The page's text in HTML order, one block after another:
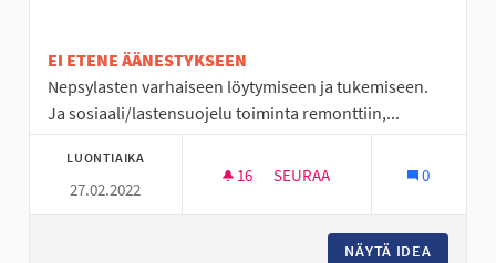
EI ETENE ÄÄNESTYKSEEN
Nepsylasten varhaiseen löytymiseen ja tukemiseen.
Ja sosiaali/lastensuojelu toiminta remonttiin,...
LUONTIAIKA
27.02.2022
16 16 SEURAAJAA
SEURAA 0
NÄYTÄ IDEA